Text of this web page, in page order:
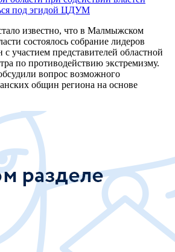
под эгидой ЦДУМ
известно, что в Малмыжском
состоялось собрание лидеров
участием представителей областной
по противодействию экстремизму.
вопрос возможного
общин региона на основе